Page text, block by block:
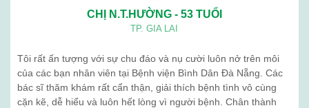
CHỊ N.T.HƯỜNG - 53 TUỔI
TP. GIA LAI
Tôi rất ấn tượng với sự chu đáo và nụ cười luôn nở trên môi
của các bạn nhân viên tại Bệnh viện Bình Dân Đà Nẵng. Các
bác sĩ thăm khám rất cẩn thận, giải thích bệnh tình vô cùng
cặn kẽ, dễ hiểu và luôn hết lòng vì người bệnh. Chân thành